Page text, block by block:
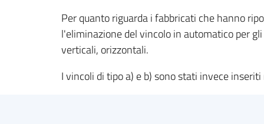
Per quanto riguarda i fabbricati che hanno
l'eliminazione del vincolo in automatico per
verticali, orizzontali.
I vincoli di tipo a) e b) sono stati invece